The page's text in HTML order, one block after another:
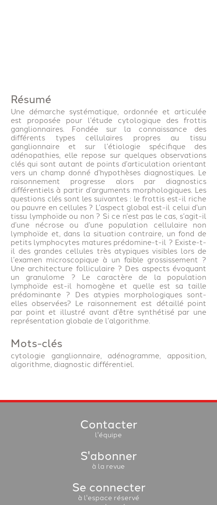
Résumé
Une démarche systématique, ordonnée et articulée
est proposée pour l’étude cytologique des frottis
ganglionnaires. Fondée sur la connaissance des
différents types cellulaires propres au tissu
ganglionnaire et sur l’étiologie spécifique des
adénopathies, elle repose sur quelques observations
clés qui sont autant de points d’articulation orientant
vers un champ donné d’hypothèses diagnostiques. Le
raisonnement progresse alors par diagnostics
différentiels à partir d’arguments morphologiques. Les
questions clés sont les suivantes : le frottis est-il riche
ou pauvre en cellules ? L’aspect global est-il celui d’un
tissu lymphoïde ou non ? Si ce n’est pas le cas, s’agit-il
d’une nécrose ou d’une population cellulaire non
lymphoïde et, dans la situation contraire, un fond de
petits lymphocytes matures prédomine-t-il ? Existe-t-
il des grandes cellules très atypiques visibles lors de
l’examen microscopique à un faible grossissement ?
Une architecture folliculaire ? Des aspects évoquant
un granulome ? Le caractère de la population
lymphoïde est-il homogène et quelle est sa taille
prédominante ? Des atypies morphologiques sont-
elles observées? Le raisonnement est détaillé point
par point et illustré avant d’être synthétisé par une
représentation globale de l’algorithme.
Mots-clés
cytologie ganglionnaire, adénogramme, apposition,
algorithme, diagnostic différentiel.
Contacter
l'équipe
S'abonner
à la revue
Se connecter
à l'espace réservé